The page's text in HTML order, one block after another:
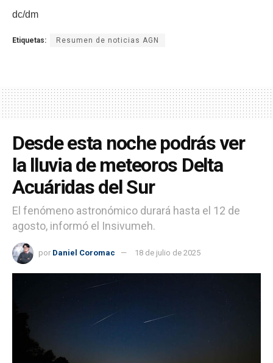
dc/dm
Etiquetas: Resumen de noticias AGN
Desde esta noche podrás ver
la lluvia de meteoros Delta
Acuáridas del Sur
El fenómeno astronómico durará hasta el 12 de
agosto, informó el Insivumeh.
por Daniel Coromac 18 de julio de 2025